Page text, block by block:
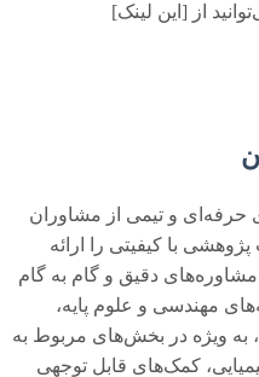
از [این لینک]
حرفه‌ای و تیمی از مشاوران
با کیفیتی را ارائه
دقیق و گام به گام
مهندسی و علوم پایه،
به ویژه در بخش‌های مربوط به
کمک‌های قابل توجهی